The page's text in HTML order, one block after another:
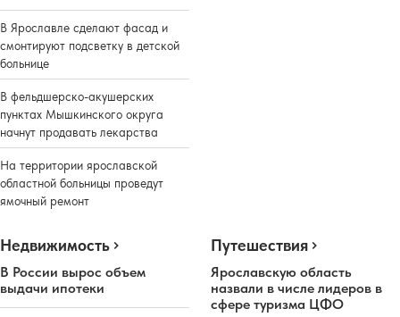
В Ярославле сделают фасад и
смонтируют подсветку в детской
больнице
В фельдшерско-акушерских
пунктах Мышкинского округа
начнут продавать лекарства
На территории ярославской
областной больницы проведут
ямочный ремонт
Недвижимость
В России вырос объем
выдачи ипотеки
Путешествия
Ярославскую область
назвали в числе лидеров в
сфере туризма ЦФО